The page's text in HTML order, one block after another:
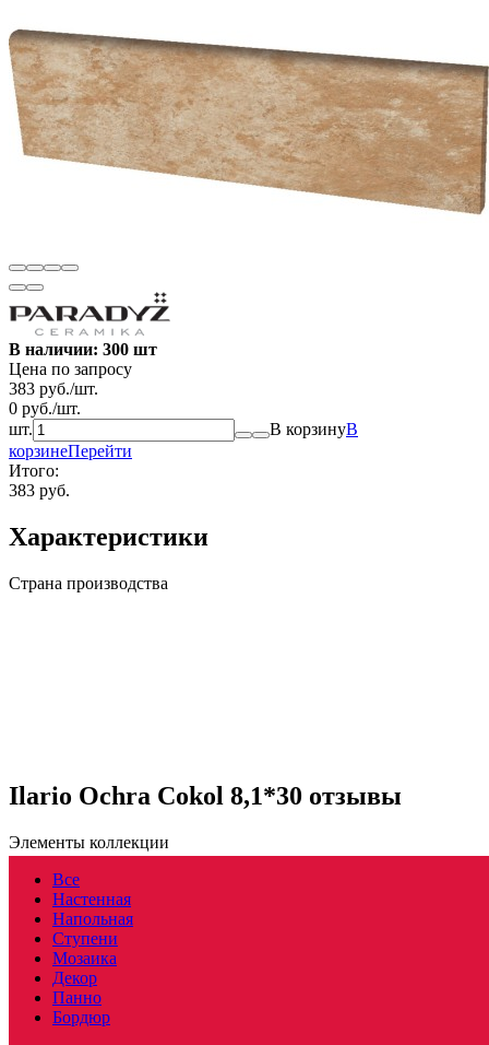
В наличии: 300 шт
Цена по запросу
383 руб./шт.
0 руб./шт.
шт.
В корзинуВ
корзинеПерейти
Итого:
383 руб.
Характеристики
Страна производства
Ilario Ochra Cokol 8,1*30 отзывы
Элементы коллекции
Все
Настенная
Напольная
Ступени
Мозаика
Декор
Панно
Бордюр